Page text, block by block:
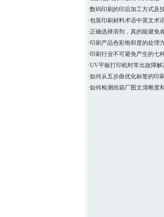
·数码印刷的印后加工方式及
·包装印刷材料术语中英文术
·正确选择溶剂，真的能避免
·印刷产品色彩饱和度的处理
·印刷行业不可避免产生的七
·UV平板打印机时常出故障解
·如何从五步曲优化标签的印
·如何检测纸箱厂图文清晰度